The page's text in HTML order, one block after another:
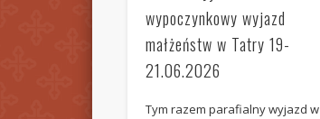
wypoczynkowy wyjazd
małżeństw w Tatry 19-
21.06.2026
Tym razem parafialny wyjazd w